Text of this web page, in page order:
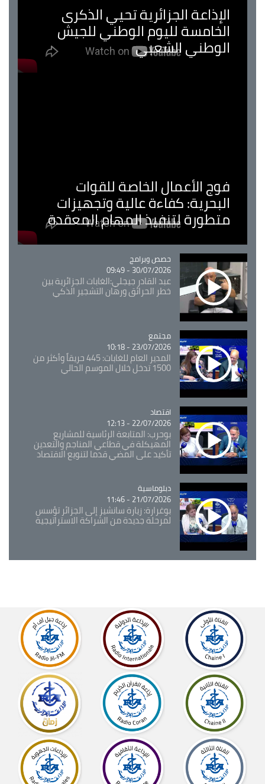
الإذاعة الجزائرية تحيي الذكرى
الخامسة لليوم الوطني للجيش
الوطني الشعبي
فوج الأعمال الخاصة للقوات
البحرية: كفاءة عالية وتجهيزات
متطورة لتنفيذ المهام المعقدة
Catégorie
حصص وبرامج
30/07/2026 - 09:49
عبد القادر جيجلي:الغابات الجزائرية بين
خطر الحرائق ورهان التشجير الذكي
Catégorie
مجتمع
23/07/2026 - 10:18
المدير العام للغابات: 445 حريقاً وأكثر من
1500 تدخل خلال الموسم الحالي
Catégorie
اقتصاد
22/07/2026 - 12:13
بوحرب: المتابعة الرئاسية للمشاريع
المهيكلة في قطاعي المناجم والتعدين
تأكيد على المضي قدما لتنويع الاقتصاد
Catégorie
دبلوماسية
21/07/2026 - 11:46
بوغرارة: زيارة سانشيز إلى الجزائر تؤسس
لمرحلة جديدة من الشراكة الاستراتيجية